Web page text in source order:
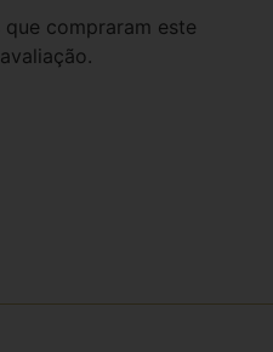
compraram este